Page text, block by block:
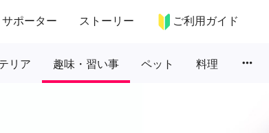
サポーター ストーリー ご利用ガイド
リア 趣味・習い事 ペット 料理 more_horiz